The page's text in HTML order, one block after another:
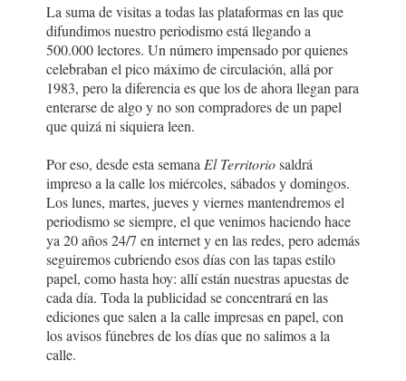
La suma de visitas a todas las plataformas en las que
difundimos nuestro periodismo está llegando a
500.000 lectores. Un número impensado por quienes
celebraban el pico máximo de circulación, allá por
1983, pero la diferencia es que los de ahora llegan para
enterarse de algo y no son compradores de un papel
que quizá ni siquiera leen.
Por eso, desde esta semana El Territoriosaldrá
impreso a la calle los miércoles, sábados y domingos.
Los lunes, martes, jueves y viernes mantendremos el
periodismo se siempre, el que venimos haciendo hace
ya 20 años 24/7 en internet y en las redes, pero además
seguiremos cubriendo esos días con las tapas estilo
papel, como hasta hoy: allí están nuestras apuestas de
cada día. Toda la publicidad se concentrará en las
ediciones que salen a la calle impresas en papel, con
los avisos fúnebres de los días que no salimos a la
calle.